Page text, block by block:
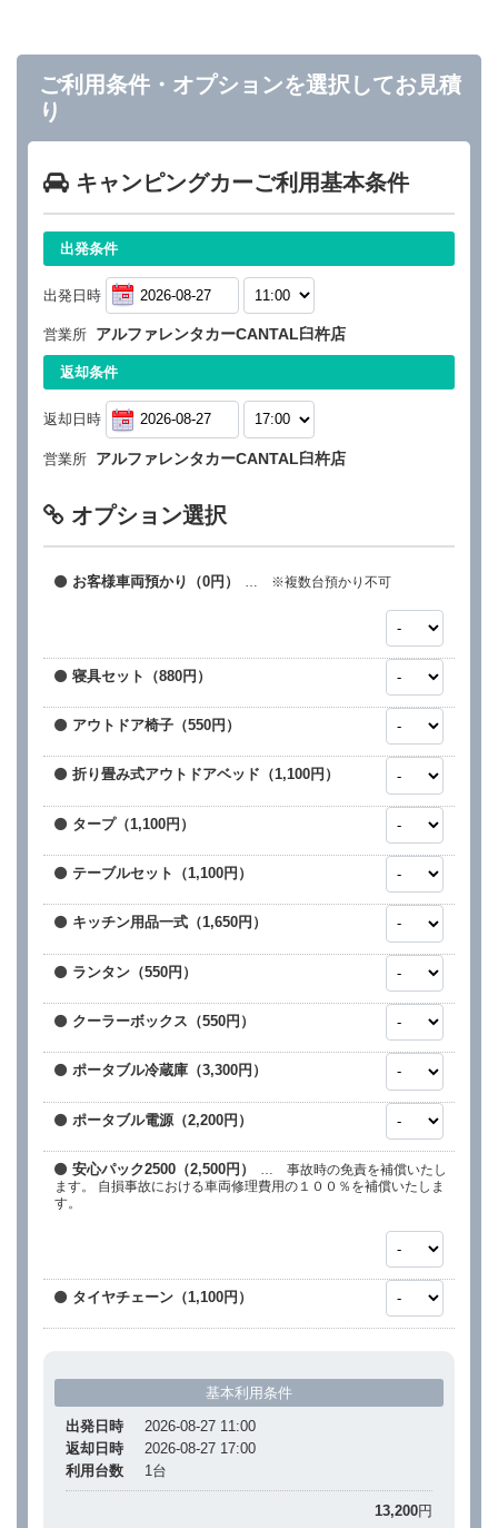
ご利用条件・オプションを選択してお見積
り
キャンピングカーご利用基本条件
出発条件
出発日時
営業所 アルファレンタカーCANTAL臼杵店
返却条件
返却日時
営業所 アルファレンタカーCANTAL臼杵店
オプション選択
お客様車両預かり（0円） … ※複数台預かり不可
寝具セット（880円）
アウトドア椅子（550円）
折り畳み式アウトドアベッド（1,100円）
タープ（1,100円）
テーブルセット（1,100円）
キッチン用品一式（1,650円）
ランタン（550円）
クーラーボックス（550円）
ポータブル冷蔵庫（3,300円）
ポータブル電源（2,200円）
安心パック2500（2,500円）
… 事故時の免責を補償いたし
ます。 自損事故における車両修理費用の１００％を補償いたしま
す。
タイヤチェーン（1,100円）
基本利用条件
出発日時
2026-08-27 11:00
返却日時
2026-08-27 17:00
利用台数
1台
13,200円